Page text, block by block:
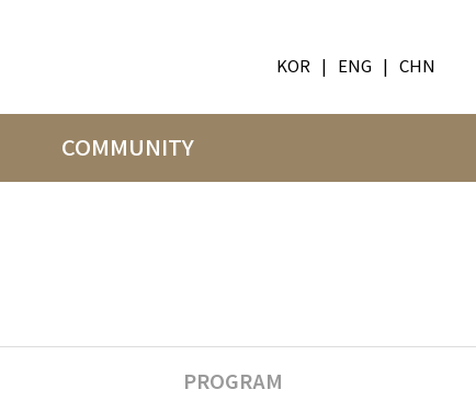
KOR | ENG | CHN
COMMUNITY
PROGRAM